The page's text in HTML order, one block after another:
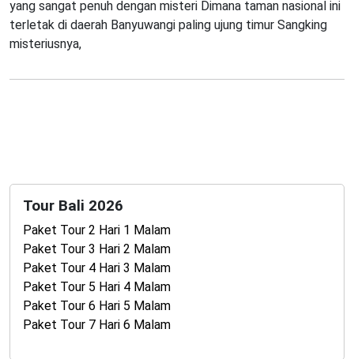
yang sangat penuh dengan misteri Dimana taman nasional ini
terletak di daerah Banyuwangi paling ujung timur Sangking
misteriusnya,
Tour Bali 2026
Paket Tour 2 Hari 1 Malam
Paket Tour 3 Hari 2 Malam
Paket Tour 4 Hari 3 Malam
Paket Tour 5 Hari 4 Malam
Paket Tour 6 Hari 5 Malam
Paket Tour 7 Hari 6 Malam